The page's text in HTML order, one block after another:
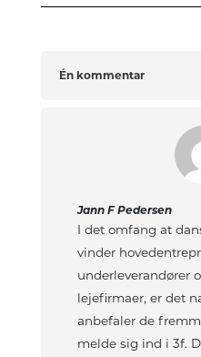
Én kommentar
Jann F Pedersen
I det omfang at
vinder
underleverandører
lejefirmaer, er det
anbefaler de
melde sig ind i 3f.